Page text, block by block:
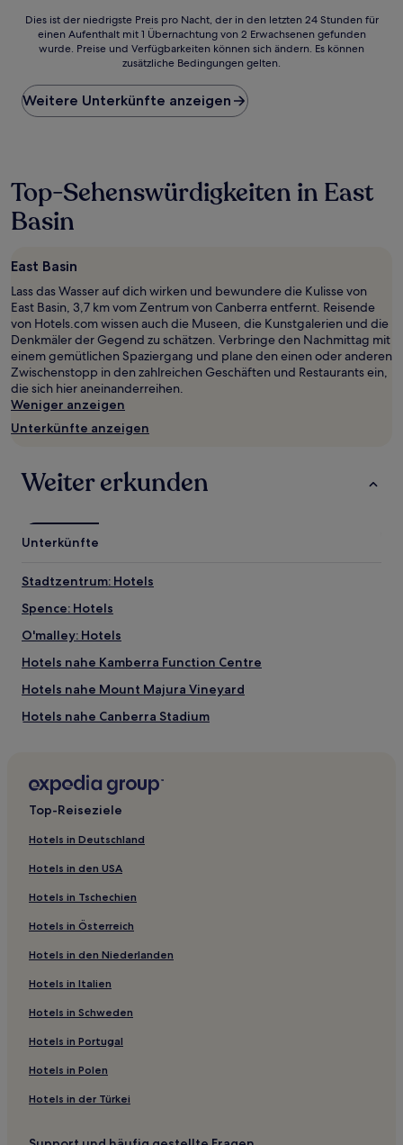
Dies
der
Preis
pro
Nacht,
letzten
24 Stunden
für
einen
mit
von
2 Erwachsenen
gefunden
wurde.
Preise
und
Verfügbarkeiten
können
sich
können
zusätzliche
gelten.
Dies ist der niedrigste Preis pro Nacht, der in den letzten 24 Stunden für
einen Aufenthalt mit 1 Übernachtung von 2 Erwachsenen gefunden
wurde. Preise und Verfügbarkeiten können sich ändern. Es können
zusätzliche Bedingungen gelten.
Weitere Unterkünfte anzeigen
Top-Sehenswürdigkeiten in East
Basin
East Basin
Lass das Wasser auf dich wirken und bewundere die Kulisse von
East Basin, 3,7 km vom Zentrum von Canberra entfernt. Reisende
von Hotels.com wissen auch die Museen, die Kunstgalerien und die
Denkmäler der Gegend zu schätzen. Verbringe den Nachmittag mit
einem gemütlichen Spaziergang und plane den einen oder anderen
Zwischenstopp in den zahlreichen Geschäften und Restaurants ein,
die sich hier aneinanderreihen.
Weniger anzeigen
Unterkünfte anzeigen
Weiter erkunden
Unterkünfte
Stadtzentrum: Hotels
Spence: Hotels
O'malley: Hotels
Hotels nahe Kamberra Function Centre
Hotels nahe Mount Majura Vineyard
Hotels nahe Canberra Stadium
Hotels nahe National Hockey Centre
Denman Prospect: Hotels
Chapman: Hotels
Hughes: Hotels
Hotels nahe Australian Vietnam Forces National Memorial
North Canberra: Hotels
Parkes: Hotels
Hotels nahe CSIRO Discovery Centre
Phillip: Hotels
Fisher: Hotels
Top-Reiseziele
Hotels in Deutschland
Hotels in den USA
Hotels in Tschechien
Hotels in Österreich
Hotels in den Niederlanden
Hotels in Italien
Hotels in Schweden
Hotels in Portugal
Hotels in Polen
Hotels in der Türkei